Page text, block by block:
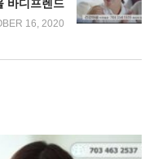
바디프렌드
16, 2020